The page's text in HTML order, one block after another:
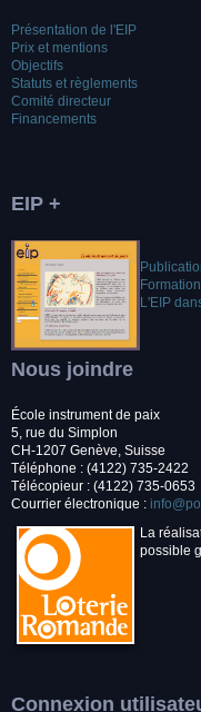
Présentation de l'EIP
Prix et mentions
Objectifs
Statuts et règlements
Comité directeur
Financements
EIP +
L'EIP
Nous joindre
École instrument de paix
5, rue du Simplon
CH-1207 Genève, Suisse
Téléphone : (4122) 735-2422
Télécopieur : (4122) 735-0653
Courrier électronique :
La
possible
Connexion